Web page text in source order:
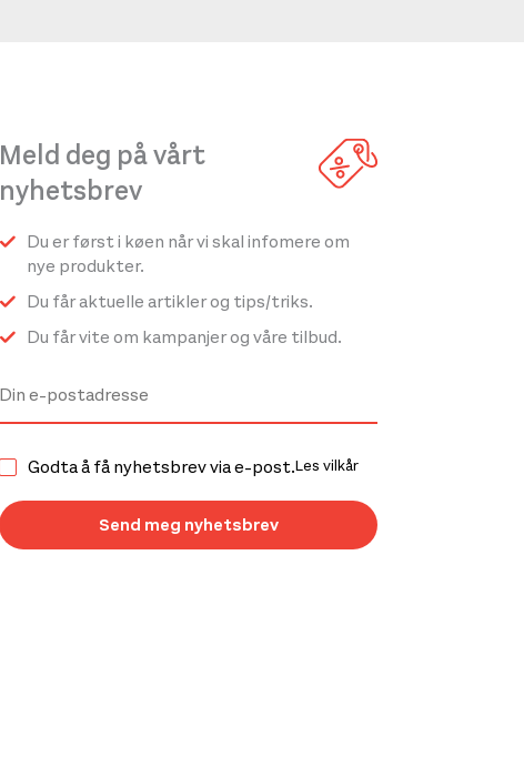
Meld deg på vårt
nyhetsbrev
Du er først i køen når vi skal infomere om
nye produkter.
Du får aktuelle artikler og tips/triks.
Du får vite om kampanjer og våre tilbud.
Godta å få nyhetsbrev via e-post.Les vilkår